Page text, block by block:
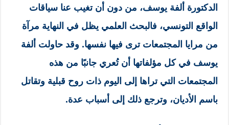
الدكتورة ألفة يوسف، من دون أن تغيب عنا سياقات
الواقع التونسي، فالبحث العلمي يظل في النهاية مرآة
من مرايا المجتمعات ترى فيها نفسها. وقد حاولت ألفة
يوسف في كل مؤلفاتها أن تُعري جانبًا من هذه
المجتمعات التي تراها إلى اليوم ذات روح قبلية وتقاتل
باسم الأديان، وترجع ذلك إلى أسباب عدة.